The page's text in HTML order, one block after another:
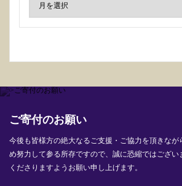
ご寄付のお願い
今後も皆様方の絶大なるご支援・ご協力を頂きなが
め努力して参る所存ですので、誠に恐縮ではござい
くださりますようお願い申し上げます。